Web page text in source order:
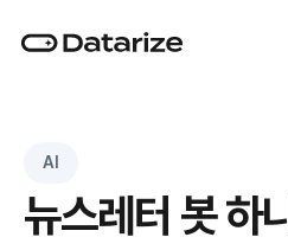
AI
뉴스레터 봇 하